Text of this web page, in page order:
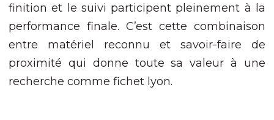
finition et le suivi participent pleinement à la
performance finale. C’est cette combinaison
entre matériel reconnu et savoir-faire de
proximité qui donne toute sa valeur à une
recherche comme fichet lyon.